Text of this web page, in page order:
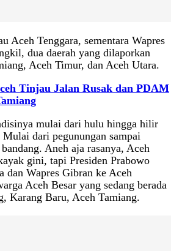
Aceh Tenggara, sementara Wapres
dua daerah yang dilaporkan
Aceh Timur, dan Aceh Utara.
Tinjau Jalan Rusak dan PDAM
mulai dari hulu hingga hilir
dari pegunungan sampai
Aneh aja rasanya, Aceh
gini, tapi Presiden Prabowo
dan Wapres Gibran ke Aceh
Aceh Besar yang sedang berada
Karang Baru, Aceh Tamiang.